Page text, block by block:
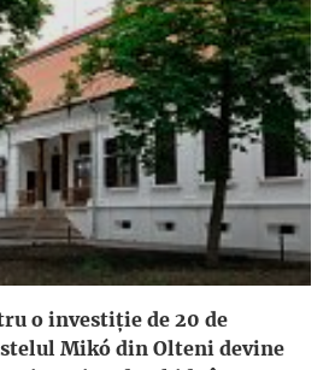
o investiție de 20 de
Mikó din Olteni devine